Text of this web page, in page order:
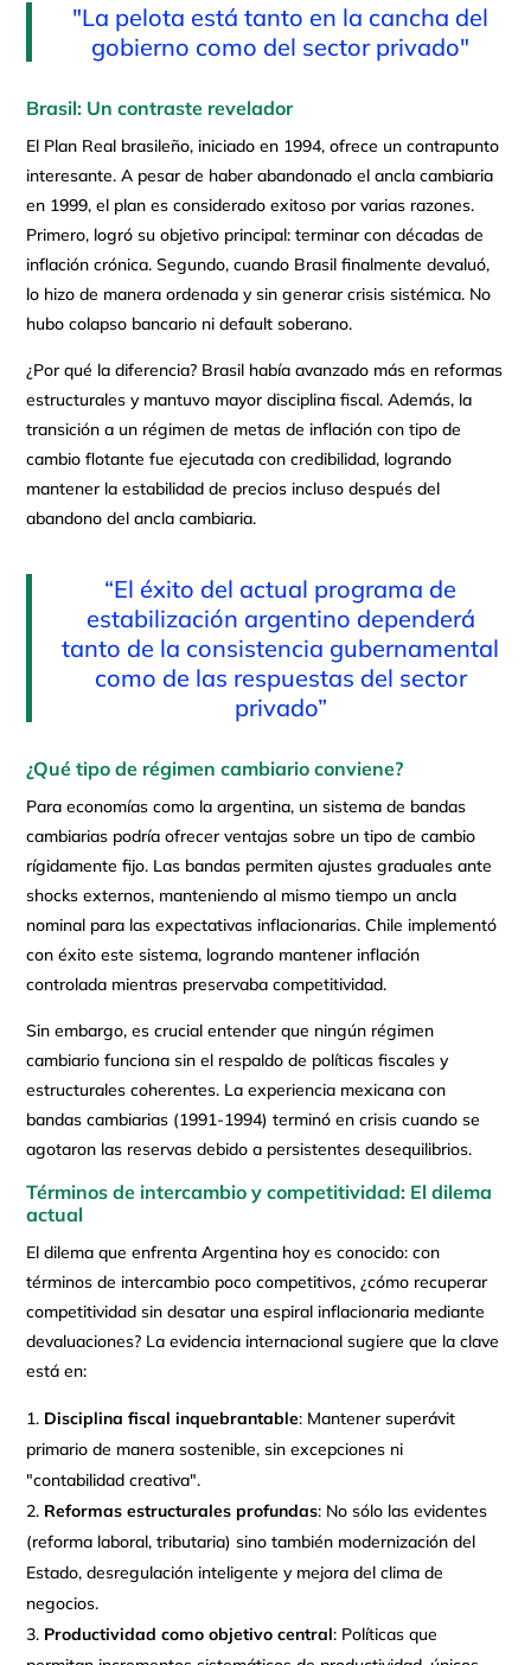
"La pelota está tanto en la cancha del
gobierno como del sector privado"
Brasil: Un contraste revelador
El Plan Real brasileño, iniciado en 1994, ofrece un contrapunto
interesante. A pesar de haber abandonado el ancla cambiaria
en 1999, el plan es considerado exitoso por varias razones.
Primero, logró su objetivo principal: terminar con décadas de
inflación crónica. Segundo, cuando Brasil finalmente devaluó,
lo hizo de manera ordenada y sin generar crisis sistémica. No
hubo colapso bancario ni default soberano.
¿Por qué la diferencia? Brasil había avanzado más en reformas
estructurales y mantuvo mayor disciplina fiscal. Además, la
transición a un régimen de metas de inflación con tipo de
cambio flotante fue ejecutada con credibilidad, logrando
mantener la estabilidad de precios incluso después del
abandono del ancla cambiaria.
“El éxito del actual programa de
estabilización argentino dependerá
tanto de la consistencia gubernamental
como de las respuestas del sector
privado”
¿Qué tipo de régimen cambiario conviene?
Para economías como la argentina, un sistema de bandas
cambiarias podría ofrecer ventajas sobre un tipo de cambio
rígidamente fijo. Las bandas permiten ajustes graduales ante
shocks externos, manteniendo al mismo tiempo un ancla
nominal para las expectativas inflacionarias. Chile implementó
con éxito este sistema, logrando mantener inflación
controlada mientras preservaba competitividad.
Sin embargo, es crucial entender que ningún régimen
cambiario funciona sin el respaldo de políticas fiscales y
estructurales coherentes. La experiencia mexicana con
bandas cambiarias (1991-1994) terminó en crisis cuando se
agotaron las reservas debido a persistentes desequilibrios.
Términos de intercambio y competitividad: El dilema
actual
El dilema que enfrenta Argentina hoy es conocido: con
términos de intercambio poco competitivos, ¿cómo recuperar
competitividad sin desatar una espiral inflacionaria mediante
devaluaciones? La evidencia internacional sugiere que la clave
está en:
Disciplina fiscal inquebrantable: Mantener superávit
primario de manera sostenible, sin excepciones ni
"contabilidad creativa".
Reformas estructurales profundas: No sólo las evidentes
(reforma laboral, tributaria) sino también modernización del
Estado, desregulación inteligente y mejora del clima de
negocios.
Productividad como objetivo central: Políticas que